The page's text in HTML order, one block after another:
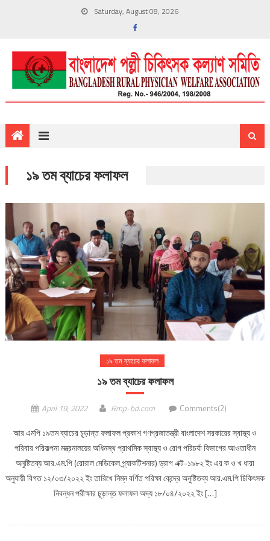
Saturday, August 08, 2026
১৯ তম ব্যাচের ফলাফল
১৯ তম ব্যাচের ফলাফল
১৯ তম ব্যাচের ফলাফল
April 19, 2022 Rmp-bd.com Comments(2)
আর এমপি ১৯তম ব্যাচের চূড়ান্ত ফলাফল প্রকাশ গণপ্রজাতন্ত্রী বাংলাদেশ সরকারের স্বাস্থ্য ও
পরিবার পরিকল্পনা মন্ত্রনালয়ের অধিনস্থ প্রাথমিক স্বাস্থ্য ও রোগ পরিচর্যা বিভাগের আওতাধীন
অনুষ্টিতব্য আর.এম.পি (রোরাল মেডিকেল প্র্যাকটিশনার) ড্রাগ এক্ট-১৯৮২ ইং এর ক ও খ ধারা
অনুযায়ী বিগত ১২/০৩/২০২২ ইং তারিখে নিম্ন বর্ণিত পরিক্ষা কেন্দ্রে অনুষ্টিতব্য আর.এম.পি চিকিৎসক
নিবন্ধন পরীক্ষার চূড়ান্ত ফলাফল অদ্য ১৮/০৪/২০২২ ইং […]